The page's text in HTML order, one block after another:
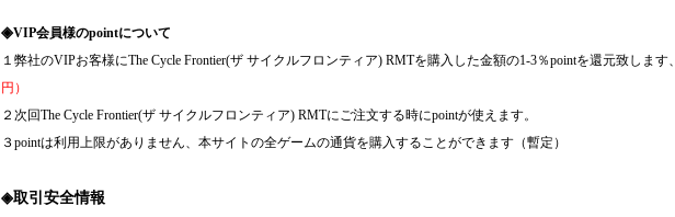
◈VIP会員様のpointについて
１弊社のVIPお客様にThe Cycle Frontier(ザ サイクルフロンティア) RMTを購入した金額の1-3％pointを還元致します、
円）
２次回The Cycle Frontier(ザ サイクルフロンティア) RMTにご注文する時にpointが使えます。
３ pointは利用上限がありません、本サイトの全ゲームの通貨を購入することができます（暫定）
◈取引安全情報